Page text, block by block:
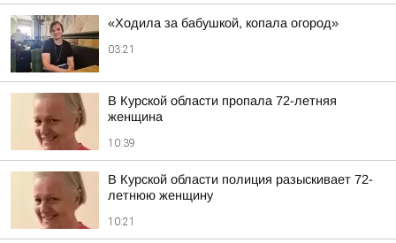
«Ходила за бабушкой, копала огород»
03:21
В Курской области пропала 72-летняя
женщина
10:39
В Курской области полиция разыскивает 72-
летнюю женщину
10:21